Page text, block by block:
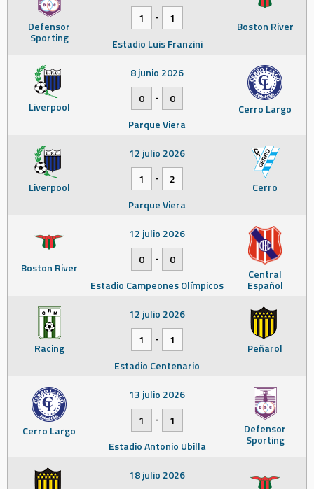
Defensor
Sporting
Boston River
1
-
1
Estadio Luis Franzini
Liverpool Cerro Largo
8 junio 2026
0
-
0
Parque Viera
Liverpool Cerro
12 julio 2026
1
-
2
Parque Viera
Boston River Central
Español
12 julio 2026
0
-
0
Estadio Campeones Olímpicos
Racing Peñarol
12 julio 2026
1
-
1
Estadio Centenario
Cerro Largo Defensor
Sporting
13 julio 2026
1
-
1
Estadio Antonio Ubilla
18 julio 2026